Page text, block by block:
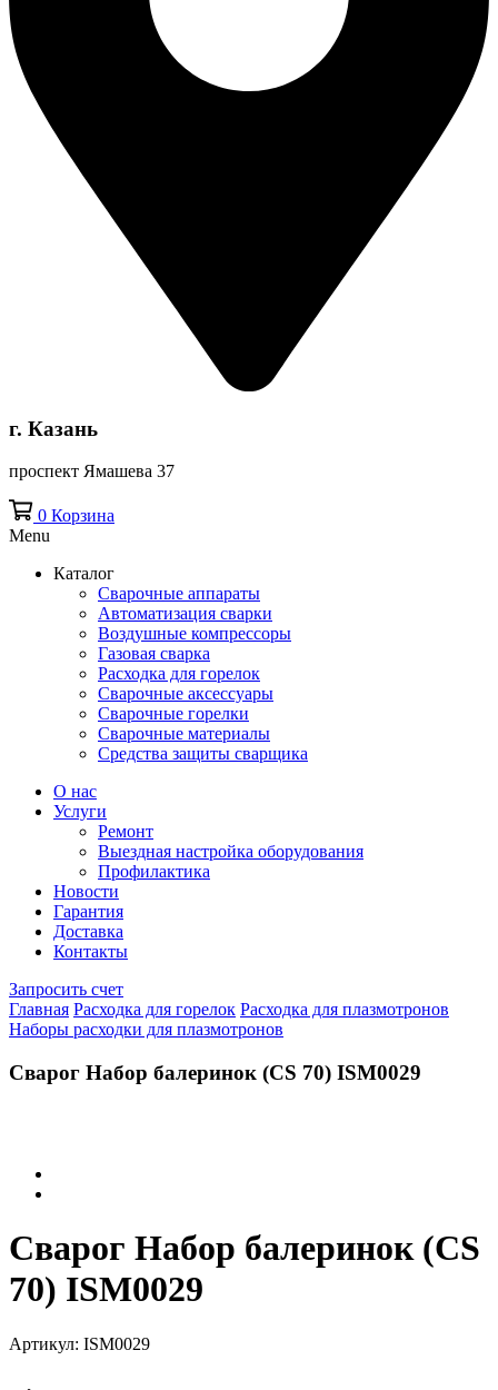
г. Казань
проспект Ямашева 37
0 Корзина
Menu
Каталог
Сварочные аппараты
Автоматизация сварки
Воздушные компрессоры
Газовая сварка
Расходка для горелок
Сварочные аксессуары
Сварочные горелки
Сварочные материалы
Средства защиты сварщика
О нас
Услуги
Ремонт
Выездная настройка оборудования
Профилактика
Новости
Гарантия
Доставка
Контакты
Запросить счет
Главная Расходка для горелок Расходка для плазмотронов
Наборы расходки для плазмотронов
Сварог Набор балеринок (CS 70) ISM0029
Сварог Набор балеринок (CS
70) ISM0029
Артикул: ISM0029